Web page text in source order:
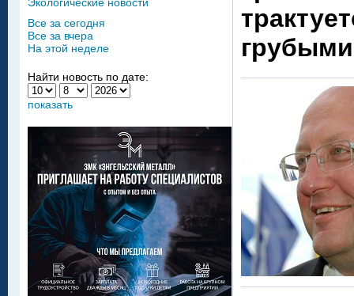
Все за сегодня
Все за вчера
На этой неделе
Найти новость по дате:
показать